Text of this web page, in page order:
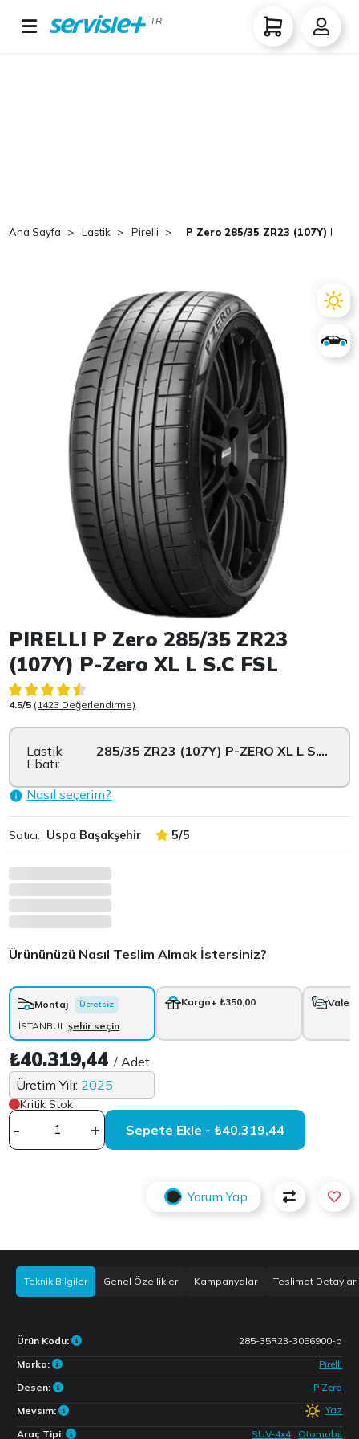
TR
Ana Sayfa Lastik Pirelli P Zero 285/35 ZR23 (107Y) P-
Item 1 of 1
PIRELLI P Zero 285/35 ZR23
(107Y) P-Zero XL L S.C FSL
4.5/5 (1423 Değerlendirme)
Lastik
Ebatı:
285/35 ZR23 (107Y) P-ZERO XL L S.C FS...
Nasıl seçerim?
Satıcı: Uspa Başakşehir 5/5
Ürününüzü Nasıl Teslim Almak İstersiniz?
Montaj Ücretsiz
İSTANBULşehir seçin
Kargo+ ₺350,00 Vale
₺40.319,44/ Adet
Üretim Yılı: 2025
Kritik Stok
- + Sepete Ekle - ₺40.319,44
Yorum Yap
Teknik Bilgiler Genel Özellikler Kampanyalar Teslimat Detayları
Ürün Kodu:
285-35R23-3056900-p
Marka:
Pirelli
Desen:
P Zero
Mevsim:
Yaz
Araç Tipi:
SUV-4x4 , Otomobil